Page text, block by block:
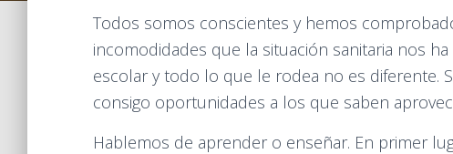
Todos somos conscientes y hemos
incomodidades que la situación sanitaria nos
escolar y todo lo que le rodea no es diferente.
consigo oportunidades a los que saben
Hablemos de aprender o enseñar. En primer